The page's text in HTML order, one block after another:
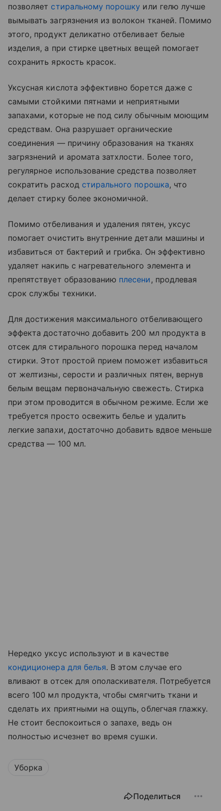
позволяет стиральному порошку или гелю лучше
вымывать загрязнения из волокон тканей. Помимо
этого, продукт деликатно отбеливает белые
изделия, а при стирке цветных вещей помогает
сохранить яркость красок.
Уксусная кислота эффективно борется даже с
самыми стойкими пятнами и неприятными
запахами, которые не под силу обычным моющим
средствам. Она разрушает органические
соединения — причину образования на тканях
загрязнений и аромата затхлости. Более того,
регулярное использование средства позволяет
сократить расход стирального порошка, что
делает стирку более экономичной.
Помимо отбеливания и удаления пятен, уксус
помогает очистить внутренние детали машины и
избавиться от бактерий и грибка. Он эффективно
удаляет накипь с нагревательного элемента и
препятствует образованию плесени , продлевая
срок службы техники.
Для достижения максимального отбеливающего
эффекта достаточно добавить 200 мл продукта в
отсек для стирального порошка перед началом
стирки. Этот простой прием поможет избавиться
от желтизны, серости и различных пятен, вернув
белым вещам первоначальную свежесть. Стирка
при этом проводится в обычном режиме. Если же
требуется просто освежить белье и удалить
легкие запахи, достаточно добавить вдвое меньше
средства — 100 мл.
Нередко уксус используют и в качестве
кондиционера для белья. В этом случае его
вливают в отсек для ополаскивателя. Потребуется
всего 100 мл продукта, чтобы смягчить ткани и
сделать их приятными на ощупь, облегчая глажку.
Не стоит беспокоиться о запахе, ведь он
полностью исчезнет во время сушки.
Уборка
Поделиться